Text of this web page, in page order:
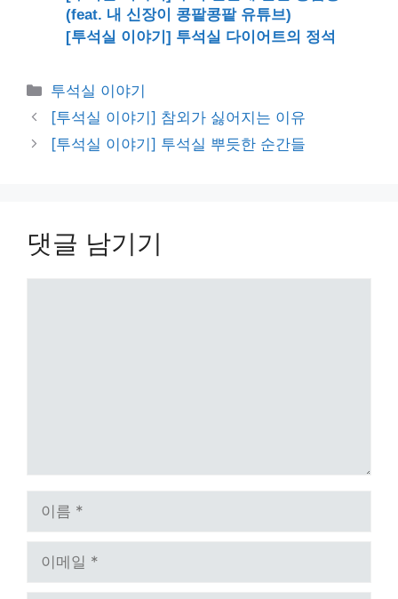
(feat. 내 신장이 콩팥콩팥 유튜브)
[투석실 이야기] 투석실 다이어트의 정석
카
테
고
리
투석실 이야기
[투석실 이야기] 참외가 싫어지는 이유
[투석실 이야기] 투석실 뿌듯한 순간들
댓글 남기기
일